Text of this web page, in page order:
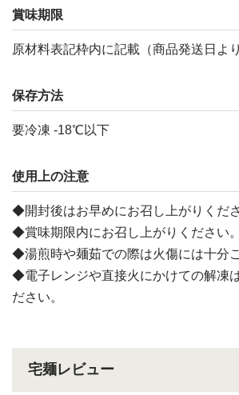
賞味期限
原材料表記枠内に記載（商品発送日よ
保存方法
要冷凍 -18℃以下
使用上の注意
◆開封後はお早めにお召し上がりくださ
◆賞味期限内にお召し上がりください。
◆湯煎時や麺茹での際は火傷には十分
◆電子レンジや直接火にかけての解凍
ださい。
宅麺レビュー